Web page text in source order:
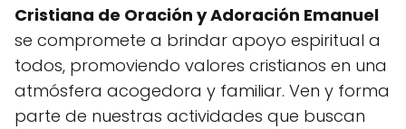
Cristiana de Oración y Adoración Emanuel
se compromete a brindar apoyo espiritual a
todos, promoviendo valores cristianos en una
atmósfera acogedora y familiar. Ven y forma
parte de nuestras actividades que buscan